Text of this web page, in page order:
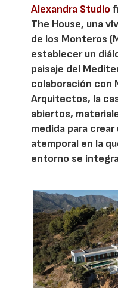
Alexandra Studio
The House, una
de los Monteros
establecer un
paisaje del
colaboración con
Arquitectos, la
abiertos,
medida para
atemporal en la
entorno se